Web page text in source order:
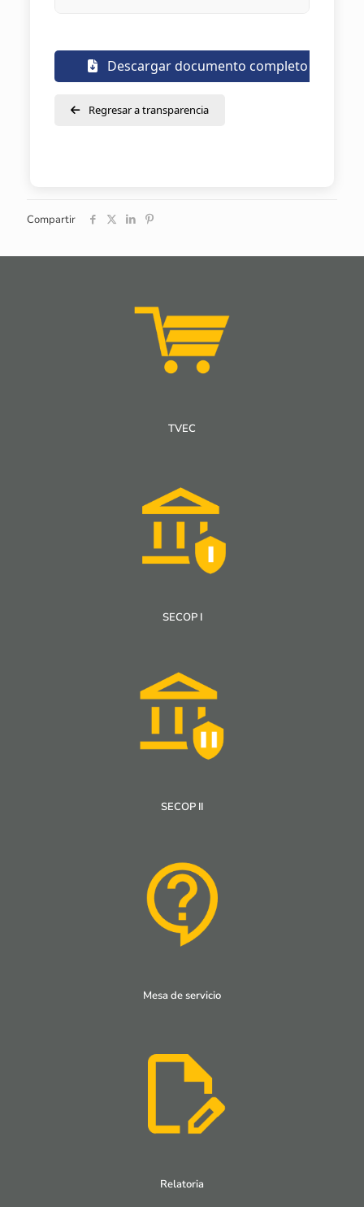
Descargar documento completo
Regresar a transparencia
Compartir
TVEC
SECOP I
SECOP II
Mesa de servicio
Relatoria